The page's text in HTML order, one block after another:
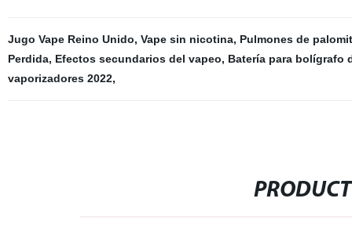
Jugo Vape Reino Unido, Vape sin nicotina, Pulmones de
Perdida, Efectos secundarios del vapeo, Batería para bolígrafo
vaporizadores 2022,